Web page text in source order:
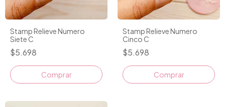
Stamp Relieve Numero
Siete C
$5.698
Stamp Relieve Numero
Cinco C
$5.698